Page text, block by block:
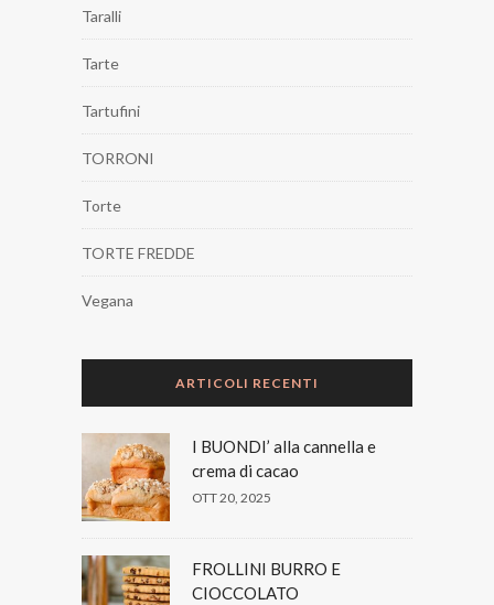
Taralli
Tarte
Tartufini
TORRONI
Torte
TORTE FREDDE
Vegana
ARTICOLI RECENTI
I BUONDI’ alla cannella e
crema di cacao
OTT 20, 2025
FROLLINI BURRO E
CIOCCOLATO